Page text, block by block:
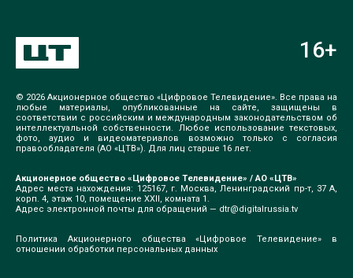
© 2026 Акционерное общество «Цифровое Телевидение». Все права на
любые материалы, опубликованные на сайте, защищены в
соответствии с российским и международным законодательством об
интеллектуальной собственности. Любое использование текстовых,
фото, аудио и видеоматериалов возможно только с согласия
правообладателя (АО «ЦТВ»). Для лиц старше 16 лет.
Акционерное общество «Цифровое Телевидение» / АО «ЦТВ»
Адрес места нахождения: 125167, г. Москва, Ленинградский пр-т, 37 А,
корп. 4, этаж 10, помещение XXII, комната 1.
Адрес электронной почты для обращений — dtr@digitalrussia.tv
Политика Акционерного общества «Цифровое Телевидение» в
отношении обработки персональных данных
16+